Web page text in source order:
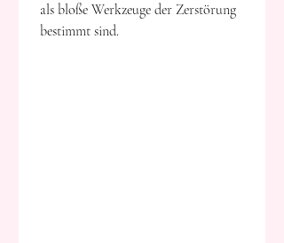
als bloße Werkzeuge der Zerstörung
bestimmt sind.